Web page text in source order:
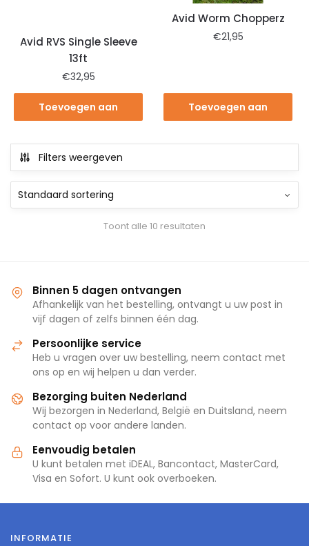
Avid RVS Single Sleeve
13ft
€32,95
Toevoegen aan
Avid Worm Chopperz
€21,95
Toevoegen aan
Filters weergeven
Toont alle 10 resultaten
Binnen 5 dagen ontvangen
Afhankelijk van het bestelling, ontvangt u uw post in
vijf dagen of zelfs binnen één dag.
Persoonlijke service
Heb u vragen over uw bestelling, neem contact met
ons op en wij helpen u dan verder.
Bezorging buiten Nederland
Wij bezorgen in Nederland, België en Duitsland, neem
contact op voor andere landen.
Eenvoudig betalen
U kunt betalen met iDEAL, Bancontact, MasterCard,
Visa en Sofort. U kunt ook overboeken.
INFORMATIE